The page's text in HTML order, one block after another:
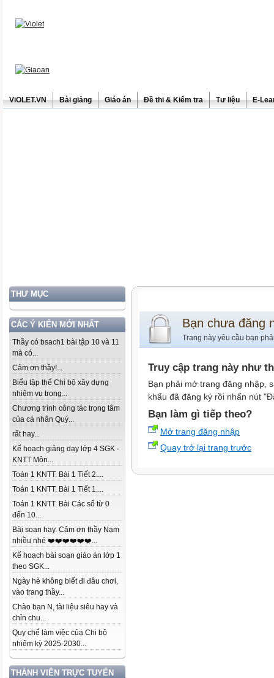
ViOLET.VN Bài giảng Giáo án Đề thi & Kiểm tra Tư liệu E-
THƯ MỤC
CÁC Ý KIẾN MỚI NHẤT
Thầy có bsach1 bài tập 10 và 11
mà có...
Cảm ơn thầy!...
Biểu tập thể Chi bộ xây dựng
nhiệm vụ trọng...
Chương trình công tác trọng tâm
của cá nhân Quý...
rất hay...
Kế hoạch giảng dạy lớp 4 SGK -
KNTT Môn...
Toán 1 KNTT. Bài 1 Tiết 2....
Toán 1 KNTT. Bài 1 Tiết 1....
Toán 1 KNTT. Bài Các số từ 0
đến 10...
Bài soạn hay. Cảm ơn thầy Nam
nhiều nhé ❤️❤️❤️❤️❤️❤️...
Kế hoạch bài soạn giáo án lớp 1
theo SGK...
Ngày hè không biết đi đâu chơi,
vào trang thầy...
Chào bạn N, tài liệu siêu hay và
chỉn chu...
Quy chế làm việc của Chi bộ
nhiệm kỳ 2025-2030...
THÀNH VIÊN TRỰC TUYẾN
Bạn chưa đăng
Trang này yêu cầu bạn
Truy cập trang này như
Bạn phải mở trang đăng nhập,
khẩu đã đăng ký rồi nhấn nút
Bạn làm gì tiếp theo?
Mở trang đăng nhập
Quay trở lại trang trước